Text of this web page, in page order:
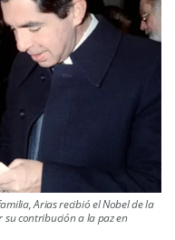
Arias recibió el Nobel de la
su contribución a la paz en